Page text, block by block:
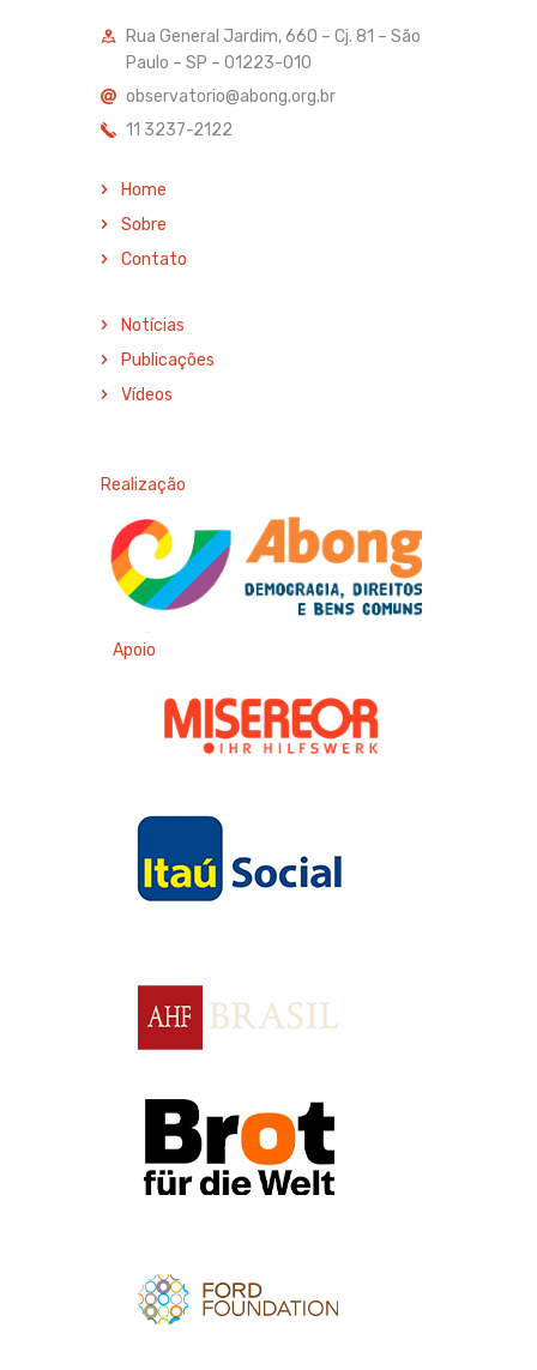
Rua General Jardim, 660 – Cj. 81 – São
Paulo – SP – 01223-010
observatorio@abong.org.br
11 3237-2122
Home
Sobre
Contato
Notícias
Publicações
Vídeos
Realização
Apoio